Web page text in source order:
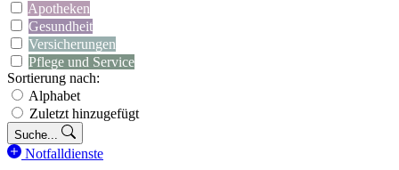
Apotheken
Gesundheit
Versicherungen
Pflege und Service
Sortierung nach:
Alphabet
Zuletzt hinzugefügt
Suche...
Notfalldienste